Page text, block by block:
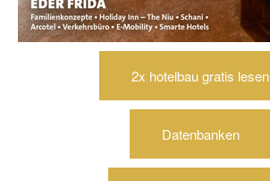
2x hotelbau gratis lesen
Datenbanken